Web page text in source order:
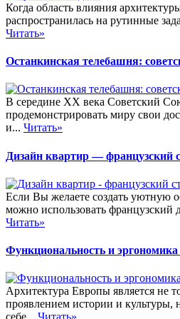
Когда область влияния
распространилась на рутинные
Читать»
Останкинская телебашня:
В середине XX века Советский
продемонстрировать миру свои
и... Читать»
Дизайн квартир — французский
Если Вы желаете создать уютную
можно использовать французский
Читать»
Функциональность и
Архитектура Европы является не
проявлением истории и культуры,